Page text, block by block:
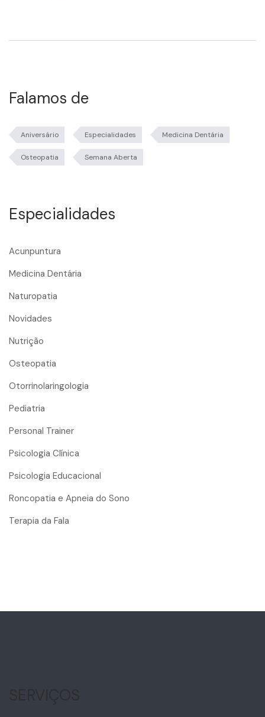
Falamos de
Aniversário Especialidades Medicina Dentária
Osteopatia Semana Aberta
Especialidades
Acunpuntura
Medicina Dentária
Naturopatia
Novidades
Nutrição
Osteopatia
Otorrinolaringologia
Pediatria
Personal Trainer
Psicologia Clínica
Psicologia Educacional
Roncopatia e Apneia do Sono
Terapia da Fala